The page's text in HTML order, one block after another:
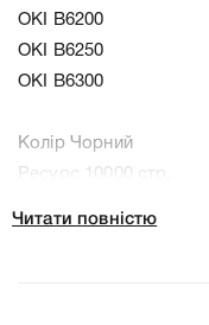
OKI B6200
OKI B6250
OKI B6300
Колір Чорний
Ресурс 10000 стр.
Читати повністю